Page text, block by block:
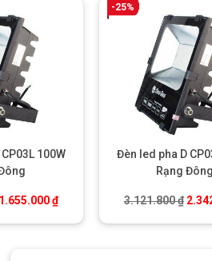
100W
Giá gốc là: 2.206.600 ₫.
1.655.000₫Giá hiện tại là: 1.655.000 ₫.
-25%
Đèn led pha D
Rạng Đông
3.121.800₫ Giá